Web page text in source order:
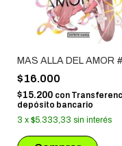
MAS ALLA DEL AMOR
$16.000
$15.200 con
depósito bancario
3 x $5.333,33 sin interés